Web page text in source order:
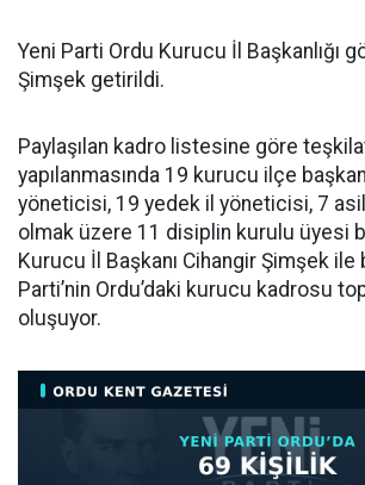
Yeni Parti Ordu Kurucu İl Başkanlığı
Şimşek getirildi.
Paylaşılan kadro listesine göre
yapılanmasında 19 kurucu ilçe
yöneticisi, 19 yedek il yöneticisi, 7
olmak üzere 11 disiplin kurulu üyesi
Kurucu İl Başkanı Cihangir Şimşek ile
Parti’nin Ordu’daki kurucu kadrosu
oluşuyor.